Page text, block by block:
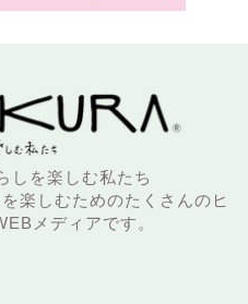
しを楽しむ私たち
楽しむためのたくさんのヒ
メディアです。